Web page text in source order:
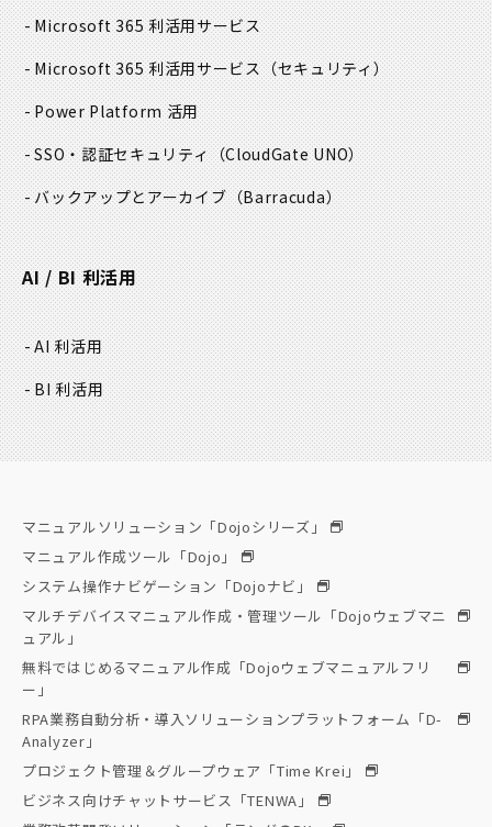
Microsoft 365 利活用サービス
Microsoft 365 利活用サービス（セキュリティ）
Power Platform 活用
SSO・認証セキュリティ（CloudGate UNO）
バックアップとアーカイブ（Barracuda）
AI / BI 利活用
AI 利活用
BI 利活用
マニュアルソリューション「Dojoシリーズ」
マニュアル作成ツール「Dojo」
システム操作ナビゲーション「Dojoナビ」
マルチデバイスマニュアル作成・管理ツール「Dojoウェブマニ
ュアル」
無料ではじめるマニュアル作成「Dojoウェブマニュアルフリ
ー」
RPA業務自動分析・導入ソリューションプラットフォーム「D-
Analyzer」
プロジェクト管理＆グループウェア「Time Krei」
ビジネス向けチャットサービス「TENWA」